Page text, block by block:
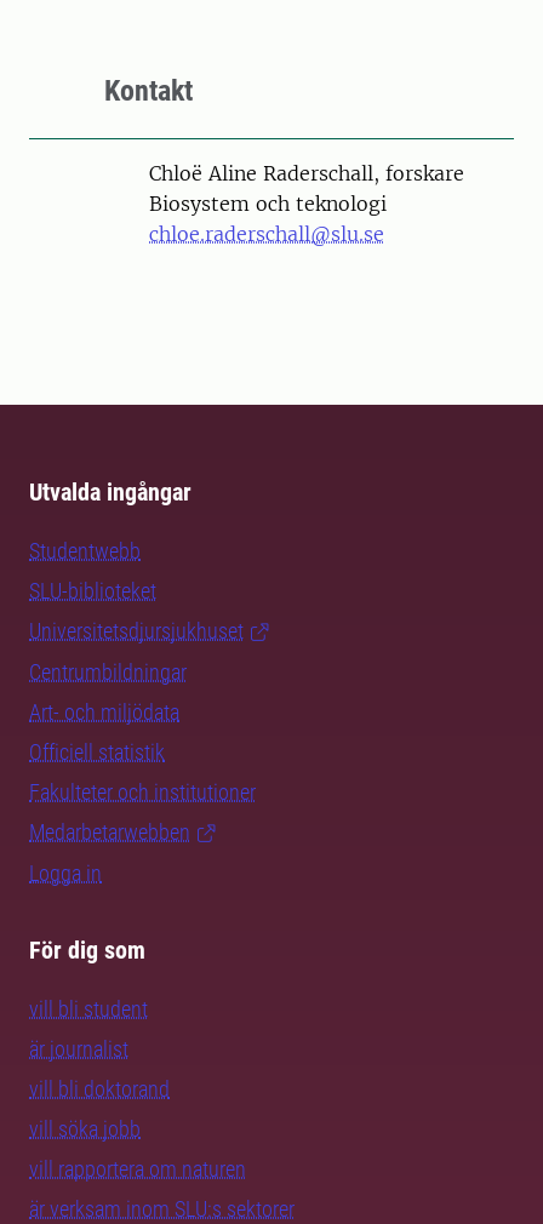
Kontakt
PersonChloë Aline Raderschall, forskare
Biosystem och teknologi
chloe.raderschall@slu.se
Utvalda ingångar
Studentwebb
SLU-biblioteket
Universitetsdjursjukhuset
Centrumbildningar
Art- och miljödata
Officiell statistik
Fakulteter och institutioner
Medarbetarwebben
Logga in
För dig som
vill bli student
är journalist
vill bli doktorand
vill söka jobb
vill rapportera om naturen
är verksam inom SLU:s sektorer